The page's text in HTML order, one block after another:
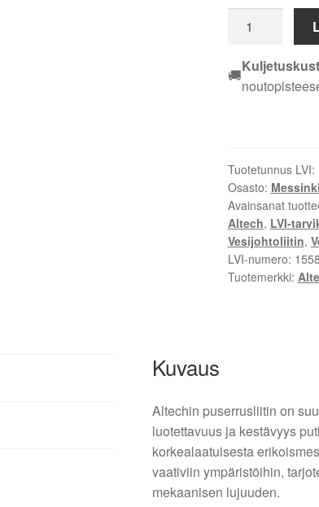
ALTECH
15
🚚
Tuotetunnus LVI:
Osasto:
Avainsanat
Altech, LVI-
Vesijohtoliitin,
LVI-numero:
Tuotemerkki:
Kuvaus
Altechin puserrusliitin on
luotettavuus ja kestävyys
korkealaatuisesta
vaativiin ympäristöihin,
mekaanisen lujuuden.